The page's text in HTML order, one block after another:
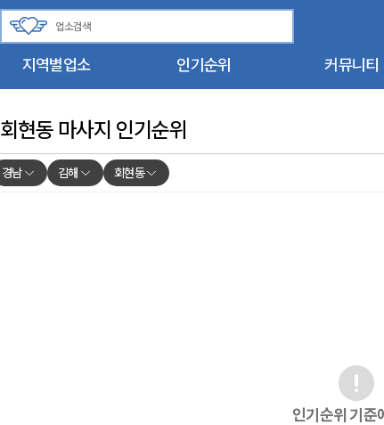
지역별업소 인기순위 커뮤니티
회현동 마사지 인기순위
경남 김해 회현동
인기순위 기준